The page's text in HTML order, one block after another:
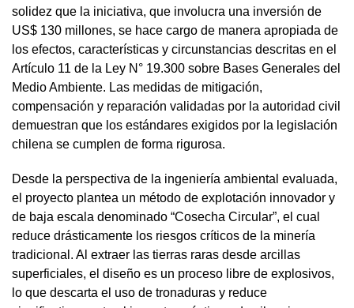
solidez que la iniciativa, que involucra una inversión de
US$ 130 millones, se hace cargo de manera apropiada de
los efectos, características y circunstancias descritas en el
Artículo 11 de la Ley N° 19.300 sobre Bases Generales del
Medio Ambiente. Las medidas de mitigación,
compensación y reparación validadas por la autoridad civil
demuestran que los estándares exigidos por la legislación
chilena se cumplen de forma rigurosa.
Desde la perspectiva de la ingeniería ambiental evaluada,
el proyecto plantea un método de explotación innovador y
de baja escala denominado “Cosecha Circular”, el cual
reduce drásticamente los riesgos críticos de la minería
tradicional. Al extraer las tierras raras desde arcillas
superficiales, el diseño es un proceso libre de explosivos,
lo que descarta el uso de tronaduras y reduce